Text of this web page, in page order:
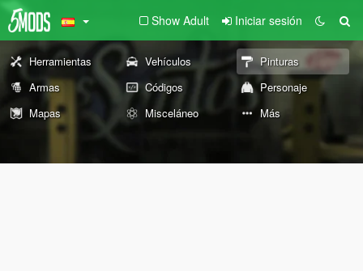
Show Adult Iniciar sesión
Herramientas Vehículos
Pinturas
Armas
Códigos
Personaje
Mapas
Misceláneo Más